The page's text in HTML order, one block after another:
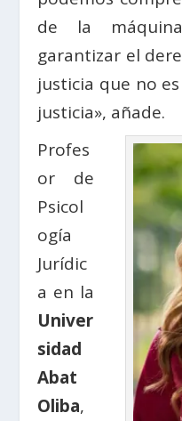
de la
garantizar el
justicia que no
justicia», añade.
Profes
or de
Psicol
ogía
Jurídic
a en la
Univer
sidad
Abat
Oliba,